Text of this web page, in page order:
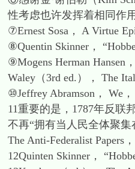
性考虑也许发挥着相同作用
⑦Ernest Sosa， A Virtue
⑧Quentin Skinner，
⑨Mogens Herman Hansen
Waley（3rd ed.）， The
⑩Jeffrey Abramson， We
11重要的是，1787年反联
不再“拥有当人民全体聚
The Anti-Federalist Papers
12Quinten Skinner，